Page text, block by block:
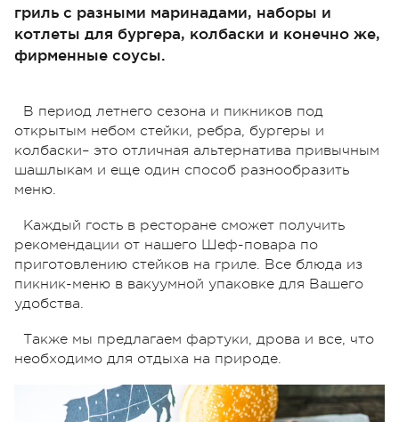
гриль с разными маринадами, наборы и
котлеты для бургера, колбаски и конечно же,
фирменные соусы.
В период летнего сезона и пикников под
открытым небом стейки, ребра, бургеры и
колбаски– это отличная альтернатива привычным
шашлыкам и еще один способ разнообразить
меню.
Каждый гость в ресторане сможет получить
рекомендации от нашего Шеф-повара по
приготовлению стейков на гриле. Все блюда из
пикник-меню в вакуумной упаковке для Вашего
удобства.
Также мы предлагаем фартуки, дрова и все, что
необходимо для отдыха на природе.